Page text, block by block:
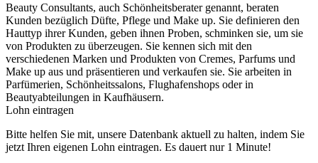
Beauty Consultants, auch Schönheitsberater genannt, beraten
Kunden bezüglich Düfte, Pflege und Make up. Sie definieren den
Hauttyp ihrer Kunden, geben ihnen Proben, schminken sie, um sie
von Produkten zu überzeugen. Sie kennen sich mit den
verschiedenen Marken und Produkten von Cremes, Parfums und
Make up aus und präsentieren und verkaufen sie. Sie arbeiten in
Parfümerien, Schönheitssalons, Flughafenshops oder in
Beautyabteilungen in Kaufhäusern.
Lohn eintragen
Bitte helfen Sie mit, unsere Datenbank aktuell zu halten, indem Sie
jetzt Ihren eigenen Lohn eintragen. Es dauert nur 1 Minute!